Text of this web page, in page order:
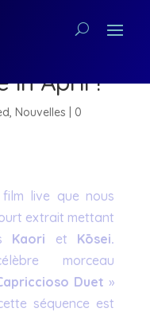
du
in April !
, Nouvelles
0
live que nous
extrait mettant
Kaori et Kōsei.
morceau
Duet »
séquence est